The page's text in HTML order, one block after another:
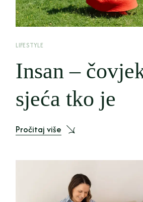
LIFESTYLE
Insan –
sjeća tko je
Pročitaj više